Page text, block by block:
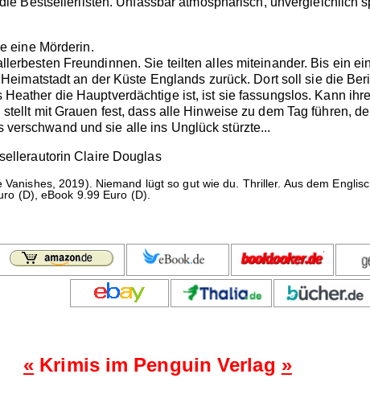
eine Mörderin.
Freundinnen. Sie teilten alles miteinander. Bis ein
an der Küste Englands zurück. Dort soll sie die
die Hauptverdächtige ist, ist sie fassungslos. Kann
mit Grauen fest, dass alle Hinweise zu dem Tag führen,
verschwand und sie alle ins Unglück stürzte...
Claire Douglas
Vanishes, 2019). Niemand lügt so gut wie du. Thriller. Aus dem
(D), eBook 9.99 Euro (D).
« Krimis im Penguin Verlag »